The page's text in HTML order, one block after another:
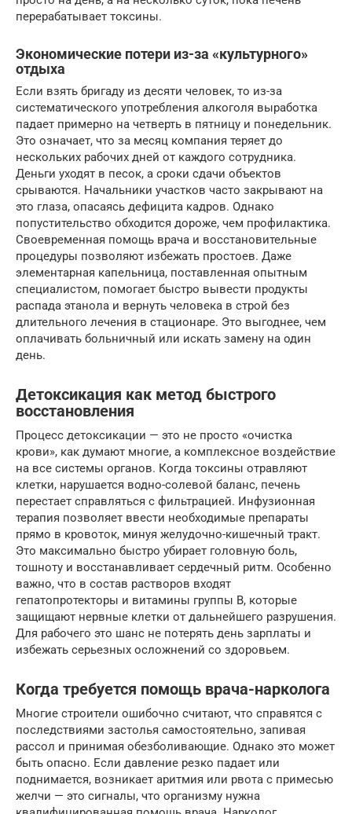
перерабатывает токсины.
Экономические потери из-за «культурного»
отдыха
Если взять бригаду из десяти человек, то из-за
систематического употребления алкоголя выработка
падает примерно на четверть в пятницу и понедельник.
Это означает, что за месяц компания теряет до
нескольких рабочих дней от каждого сотрудника.
Деньги уходят в песок, а сроки сдачи объектов
срываются. Начальники участков часто закрывают на
это глаза, опасаясь дефицита кадров. Однако
попустительство обходится дороже, чем профилактика.
Своевременная помощь врача и восстановительные
процедуры позволяют избежать простоев. Даже
элементарная капельница, поставленная опытным
специалистом, помогает быстро вывести продукты
распада этанола и вернуть человека в строй без
длительного лечения в стационаре. Это выгоднее, чем
оплачивать больничный или искать замену на один
день.
Детоксикация как метод быстрого
восстановления
Процесс детоксикации — это не просто «очистка
крови», как думают многие, а комплексное воздействие
на все системы органов. Когда токсины отравляют
клетки, нарушается водно-солевой баланс, печень
перестает справляться с фильтрацией. Инфузионная
терапия позволяет ввести необходимые препараты
прямо в кровоток, минуя желудочно-кишечный тракт.
Это максимально быстро убирает головную боль,
тошноту и восстанавливает сердечный ритм. Особенно
важно, что в состав растворов входят
гепатопротекторы и витамины группы B, которые
защищают нервные клетки от дальнейшего разрушения.
Для рабочего это шанс не потерять день зарплаты и
избежать серьезных осложнений со здоровьем.
Когда требуется помощь врача-нарколога
Многие строители ошибочно считают, что справятся с
последствиями застолья самостоятельно, запивая
рассол и принимая обезболивающие. Однако это может
быть опасно. Если давление резко падает или
поднимается, возникает аритмия или рвота с примесью
желчи — это сигналы, что организму нужна